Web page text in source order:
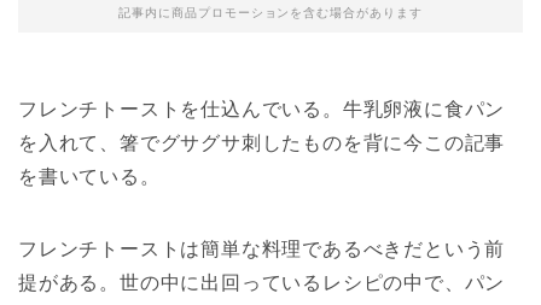
記事内に商品プロモーションを含む場合があります
フレンチトーストを仕込んでいる。牛乳卵液に食パン
を入れて、箸でグサグサ刺したものを背に今この記事
を書いている。
フレンチトーストは簡単な料理であるべきだという前
提がある。世の中に出回っているレシピの中で、パン